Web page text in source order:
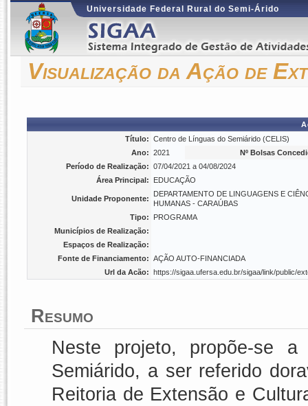
Universidade Federal Rural do Semi-Árido
Visualização da Ação de
Título: Centro de Línguas do Semiárido (CELIS)
Ano: 2021
Nº Bolsas
Período de Realização: 07/04/2021 a 04/08/2024
Área Principal:
EDUCAÇÃO
Unidade Proponente:
DEPARTAMENTO DE LINGUAGENS E
HUMANAS - CARAÚBAS
Tipo:
PROGRAMA
Municípios de Realização:
Espaços de Realização:
Fonte de Financiamento: AÇÃO AUTO-FINANCIADA
Url da Acão: https://sigaa.ufersa.edu.br/sigaa/link/public/
Resumo
Neste projeto, propõe-se
Semiárido, a ser referido
Reitoria de Extensão e